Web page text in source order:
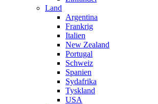
Land
Argentina
Frankrig
Italien
New Zealand
Portugal
Schweiz
Spanien
Sydafrika
Tyskland
USA